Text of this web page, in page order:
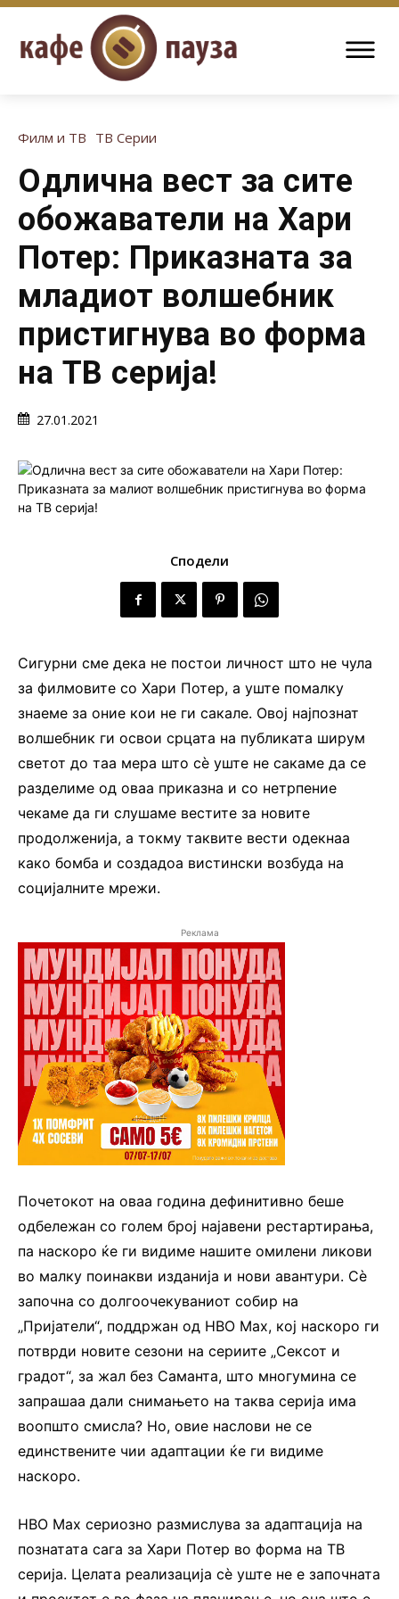
Филм и ТВ ТВ Серии
Одлична вест за сите
обожаватели на Хари
Потер: Приказната за
младиот волшебник
пристигнува во форма
на ТВ серија!
27.01.2021
Сподели
Сигурни сме дека не постои личност што не чула
за филмовите со Хари Потер, а уште помалку
знаеме за оние кои не ги сакале. Овој најпознат
волшебник ги освои срцата на публиката ширум
светот до таа мера што сè уште не сакаме да се
разделиме од оваа приказна и со нетрпение
чекаме да ги слушаме вестите за новите
продолженија, а токму таквите вести одекнаа
како бомба и создадоа вистински возбуда на
социјалните мрежи.
Реклама
Почетокот на оваа година дефинитивно беше
одбележан со голем број најавени рестартирања,
па наскоро ќе ги видиме нашите омилени ликови
во малку поинакви изданија и нови авантури. Сè
започна со долгоочекуваниот собир на
„Пријатели“, поддржан од HBO Max, кој наскоро ги
потврди новите сезони на сериите „Сексот и
градот“, за жал без Саманта, што многумина се
запрашаа дали снимањето на таква серија има
воопшто смисла? Но, овие наслови не се
единствените чии адаптации ќе ги видиме
наскоро.
HBO Max сериозно размислува за адаптација на
познатата сага за Хари Потер во форма на ТВ
серија. Целата реализација сè уште не е започната